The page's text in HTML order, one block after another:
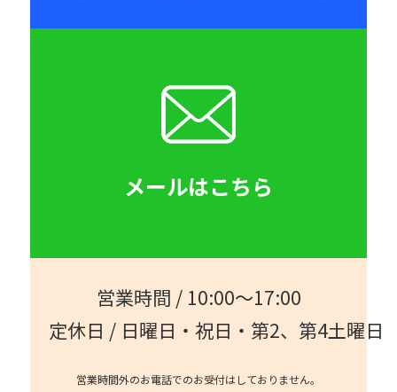
メールはこちら
営業時間 / 10:00～17:00
定休日 / 日曜日・祝日・第2、第4土曜日
営業時間外のお電話でのお受付はしておりません。